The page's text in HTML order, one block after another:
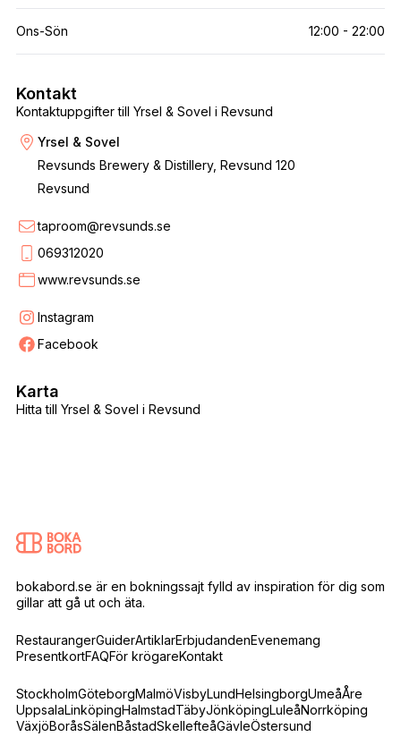
Ons-Sön 12:00 - 22:00
Kontaktuppgifter till Yrsel & Sovel i Revsund
Kontakt
Yrsel & Sovel
Revsunds Brewery & Distillery, Revsund 120
Revsund
taproom@revsunds.se
069312020
www.revsunds.se
Instagram
Facebook
Hitta till Yrsel & Sovel i Revsund
Karta
bokabord.se är en bokningssajt fylld av inspiration för dig som
gillar att gå ut och äta.
RestaurangerGuiderArtiklarErbjudandenEvenemang
PresentkortFAQFör krögareKontakt
StockholmGöteborgMalmöVisbyLundHelsingborgUmeåÅre
UppsalaLinköpingHalmstadTäbyJönköpingLuleåNorrköping
VäxjöBoråsSälenBåstadSkellefteåGävleÖstersund